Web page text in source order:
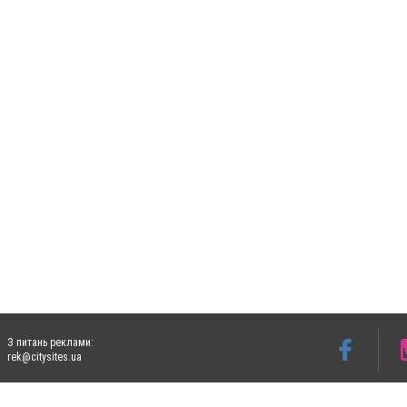
З питань реклами:
rek@citysites.ua